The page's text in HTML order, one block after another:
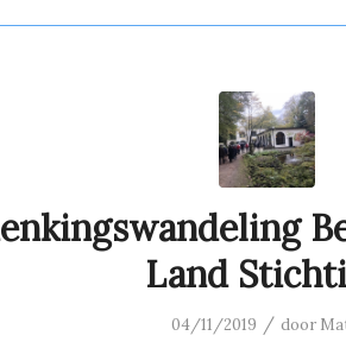
Land
04/11/2019 / door